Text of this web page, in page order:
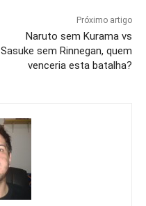
Próximo artigo
Naruto sem Kurama vs
Sasuke sem Rinnegan, quem
venceria esta batalha?